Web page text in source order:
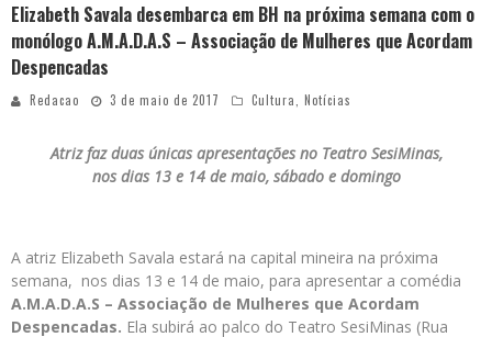
Definidas as 12 finalistas do concurso Rainha do Pedro Leopoldo Rodeio Show 2026
Elizabeth Savala desembarca em BH na próxima semana com o
monólogo A.M.A.D.A.S – Associação de Mulheres que Acordam
Despencadas
Redacao 3 de maio de 2017 Cultura Notícias
Atriz faz duas únicas apresentações no Teatro SesiMinas,
nos dias 13 e 14 de maio, sábado e domingo
A atriz Elizabeth Savala estará na capital mineira na próxima
semana, nos dias 13 e 14 de maio, para apresentar a comédia
A.M.A.D.A.S – Associação de Mulheres que Acordam
Despencadas. Ela subirá ao palco do Teatro SesiMinas (Rua